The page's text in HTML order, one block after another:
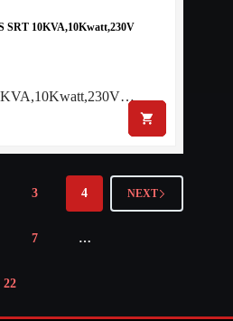
SRT 10KVA,10Kwatt,230V
3 4
7 …
22
NEXT